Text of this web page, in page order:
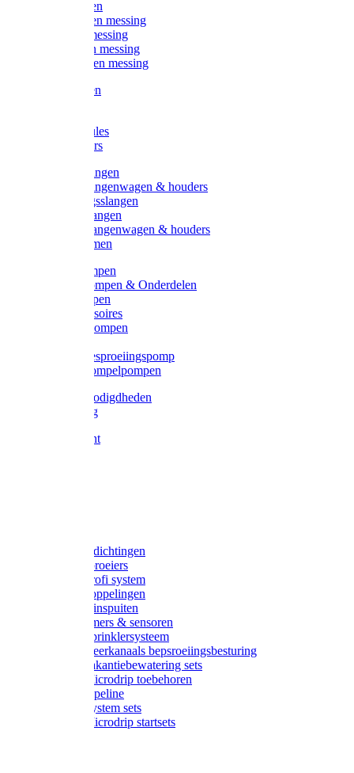
Kogelkranen
Koppelingen messing
Sproeiers messing
Tuinspuiten messing
Slangstukken messing
Handspuiten
Kunststoftules
Regenmeters
Overige slangen
Overige slangenwagen & houders
Beregeningsslangen
Gardena slangen
Gardena slangenwagen & houders
Slangklemmen
Leader pompen
Zwengelpompen & Onderdelen
Ebara pompen
Pompaccessoires
Excellent pompen
Gardena besproeiingspomp
Gardena dompelpompen
Tyleen benodigdheden
Tyleenslang
Lange bocht
Gardena afdichtingen
Gardena sproeiers
Gardena Profi system
Gardena koppelingen
Gardena tuinspuiten
Gardena timers & sensoren
Gardena Sprinklersysteem
Gardena meerkanaals bepsroeiingsbesturing
Gardena vakantiebewatering sets
Gardena Microdrip toebehoren
Gardena Pipeline
Gardena System sets
Gardena Microdrip startsets